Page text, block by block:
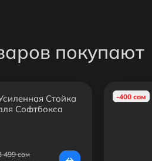
покупают
Стойка
Софтбокса
499 сом
-400 сом